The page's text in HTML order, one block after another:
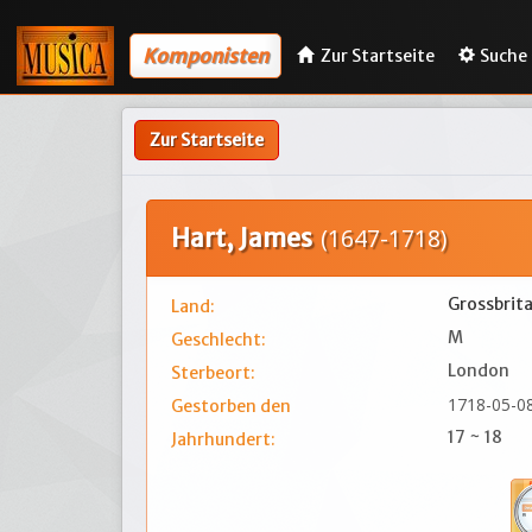
Komponisten Zur Startseite Suche
Zur Startseite
Hart, James (1647-1718)
Land:
Geschlecht:
M
Sterbeort:
London
Gestorben den
1718-05-
Jahrhundert: 17 ~ 18